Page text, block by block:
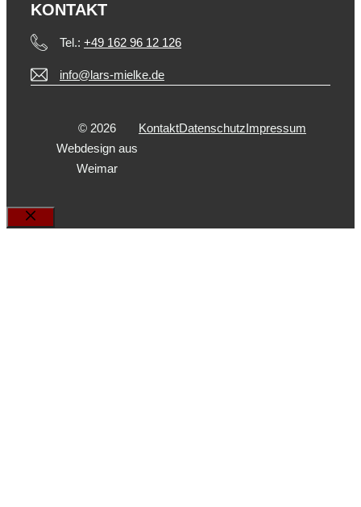
KONTAKT
Tel.: +49 162 96 12 126
info@lars-mielke.de
© 2026
Webdesign aus
Weimar
KontaktDatenschutzImpressum
Schließen